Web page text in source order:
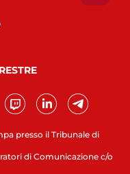
presso il Tribunale di
di Comunicazione c/o